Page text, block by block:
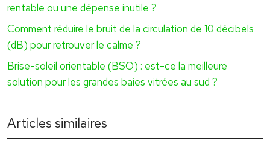
rentable ou une dépense inutile ?
Comment réduire le bruit de la circulation de 10 décibels
(dB) pour retrouver le calme ?
Brise-soleil orientable (BSO) : est-ce la meilleure
solution pour les grandes baies vitrées au sud ?
Articles similaires